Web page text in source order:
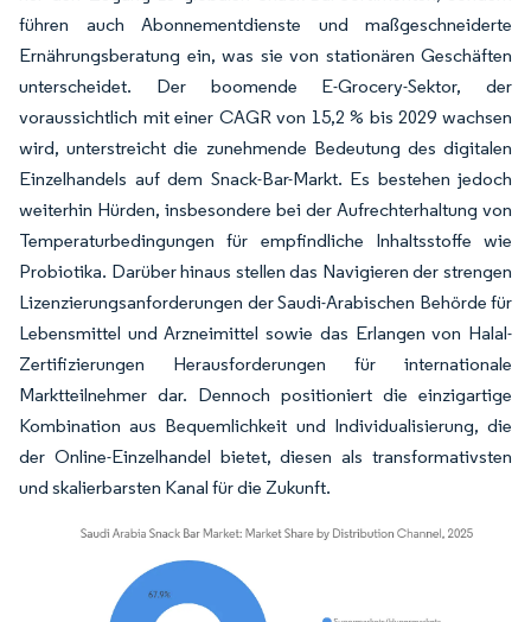
führen auch Abonnementdienste und maßgeschneiderte
Ernährungsberatung ein, was sie von stationären Geschäften
unterscheidet. Der boomende E-Grocery-Sektor, der
voraussichtlich mit einer CAGR von 15,2 % bis 2029 wachsen
wird, unterstreicht die zunehmende Bedeutung des digitalen
Einzelhandels auf dem Snack-Bar-Markt. Es bestehen jedoch
weiterhin Hürden, insbesondere bei der Aufrechterhaltung von
Temperaturbedingungen für empfindliche Inhaltsstoffe wie
Probiotika. Darüber hinaus stellen das Navigieren der strengen
Lizenzierungsanforderungen der Saudi-Arabischen Behörde für
Lebensmittel und Arzneimittel sowie das Erlangen von Halal-
Zertifizierungen Herausforderungen für internationale
Marktteilnehmer dar. Dennoch positioniert die einzigartige
Kombination aus Bequemlichkeit und Individualisierung, die
der Online-Einzelhandel bietet, diesen als transformativsten
und skalierbarsten Kanal für die Zukunft.